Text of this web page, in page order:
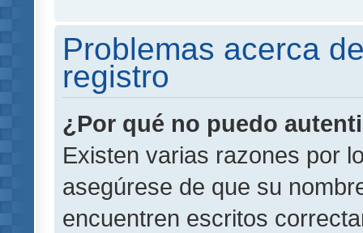
Problemas acerca
registro
¿Por qué no puedo
Existen varias razones por
asegúrese de que su
encuentren escritos